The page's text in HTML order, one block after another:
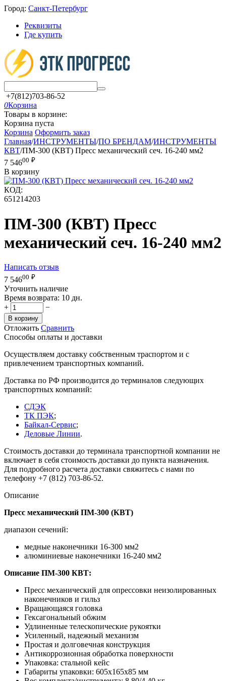
Город: Санкт-Петербург
Реквизиты
Где купить
+7(812)703-86-52
0Корзина
Товары в корзине:
Корзина пуста
Корзина Оформить заказ
Главная/ИНСТРУМЕНТЫ/ПО БРЕНДАМ/ИНСТРУМЕНТЫ
КВТ/ПМ-300 (КВТ) Пресс механический сеч. 16-240 мм2
7 54600 ₽
В корзину
КОД:
651214203
ПМ-300 (КВТ) Пресс
механический сеч. 16-240 мм2
Написать отзыв
7 54600 ₽
Уточнить наличие
Время возврата: 10 дн.
+
−
В корзину
Отложить Сравнить
Способы оплаты и доставки
Осуществляем доставку собственным траспортом и с
привлечением транспортных компаний.
Доставка по РФ производится до терминалов следующих
транспортных компаний:
СДЭК
ТК ПЭК;
Байкал-Сервис;
Деловые Линии.
Стоимость доставки до терминала транспортной компании не
включает в себя стоимость доставки до пункта назначения.
Для подробного расчета доставки свяжитесь с нами по
телефону +7 (812) 703-86-52.
Описание
Пресс механический ПМ-300 (КВТ)
диапазон сечений:
медные наконечники 16-300 мм2
алюминиевые наконечники 16-240 мм2
Описание ПМ-300 КВТ:
Пресс механический для опрессовки неизолированных
наконечников и гильз
Вращающаяся головка
Гексагональный обжим
Удлиненные телескопические рукоятки
Усиленный, надежный механизм
Простая и долговечная конструкция
Антикоррозионная обработка поверхности
Упаковка: стальной кейс
Габариты упаковки: 605х165х85 мм